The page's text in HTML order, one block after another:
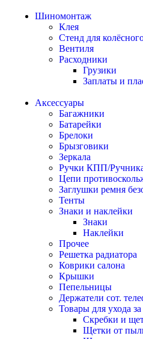
Шиномонтаж
Клея
Стенд для
Вентиля
Расходники
Грузики
Заплаты и
Аксессуары
Багажники
Батарейки
Брелоки
Брызговики
Зеркала
Ручки КПП/
Цепи
Заглушки ремня
Тенты
Знаки и наклейки
Знаки
Наклейки
Прочее
Решетка радиатора
Коврики салона
Крышки
Пепельницы
Держатели сот.
Товары для ухода за
Скребки и
Щетки от